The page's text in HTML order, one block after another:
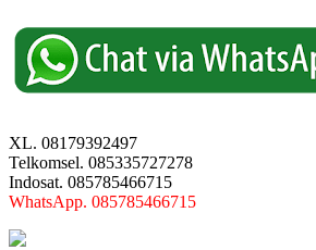
XL. 08179392497
Telkomsel. 085335727278
Indosat. 085785466715
WhatsApp. 085785466715